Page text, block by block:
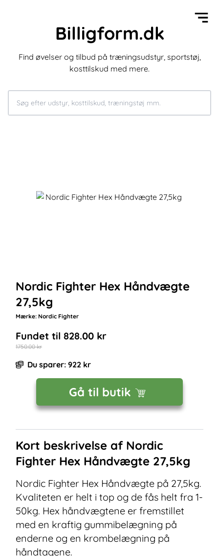
Billigform.dk
Find øvelser og tilbud på træningsudstyr, sportstøj,
kosttilskud med mere.
Nordic Fighter Hex Håndvægte
27,5kg
Mærke: Nordic Fighter
Fundet til 828.00 kr
1750.00kr
Du sparer: 922 kr
Gå til butik
Kort beskrivelse af Nordic
Fighter Hex Håndvægte 27,5kg
Nordic Fighter Hex Håndvægte på 27,5kg.
Kvaliteten er helt i top og de fås helt fra 1-
50kg. Hex håndvægtene er fremstillet
med en kraftig gummibelægning på
enderne og en krombelægning på
håndtagene.